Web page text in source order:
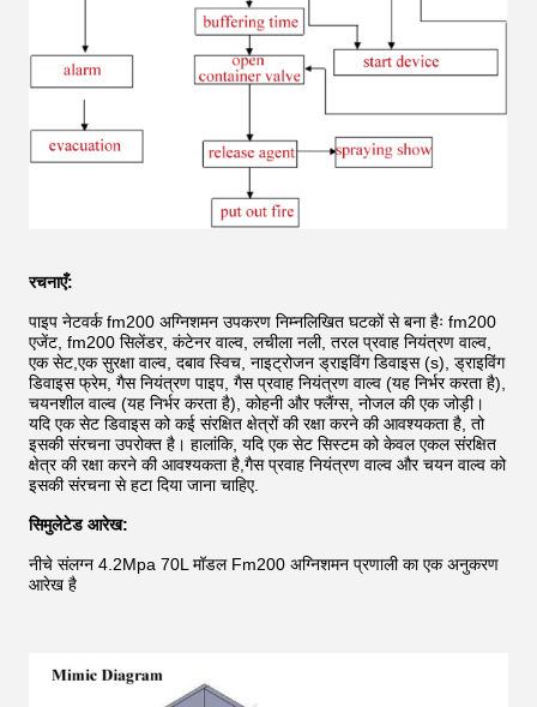
रचनाएँ:
पाइप नेटवर्क fm200 अग्निशमन उपकरण निम्नलिखित घटकों से बना हैः fm200
एजेंट, fm200 सिलेंडर, कंटेनर वाल्व, लचीला नली, तरल प्रवाह नियंत्रण वाल्व,
एक सेट,एक सुरक्षा वाल्व, दबाव स्विच, नाइट्रोजन ड्राइविंग डिवाइस (s), ड्राइविंग
डिवाइस फ्रेम, गैस नियंत्रण पाइप, गैस प्रवाह नियंत्रण वाल्व (यह निर्भर करता है),
चयनशील वाल्व (यह निर्भर करता है), कोहनी और फ्लैंग्स, नोजल की एक जोड़ी।
यदि एक सेट डिवाइस को कई संरक्षित क्षेत्रों की रक्षा करने की आवश्यकता है, तो
इसकी संरचना उपरोक्त है। हालांकि, यदि एक सेट सिस्टम को केवल एकल संरक्षित
क्षेत्र की रक्षा करने की आवश्यकता है,गैस प्रवाह नियंत्रण वाल्व और चयन वाल्व को
इसकी संरचना से हटा दिया जाना चाहिए.
सिमुलेटेड आरेख:
नीचे संलग्न 4.2Mpa 70L मॉडल Fm200 अग्निशमन प्रणाली का एक अनुकरण
आरेख है